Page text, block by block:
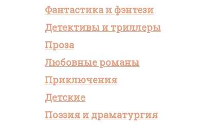
Фантастика и фэнтези
Детективы и триллеры
Проза
Любовные романы
Приключения
Детские
Поэзия и драматургия